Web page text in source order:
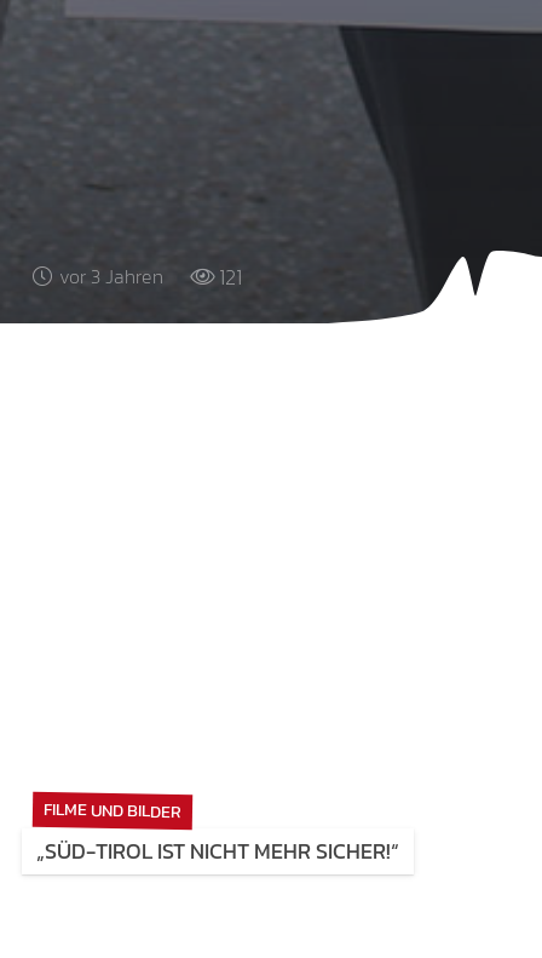
vor 3 Jahren 121
FILME UND BILDER
„SÜD-TIROL IST NICHT MEHR SICHER!“